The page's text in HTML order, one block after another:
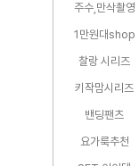
주수,만삭촬영
1만원대shop
찰랑 시리즈
키작맘시리즈
밴딩팬츠
요가룩추천